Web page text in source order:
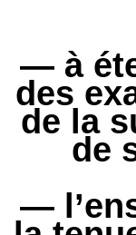
— à
des
de la
de
—